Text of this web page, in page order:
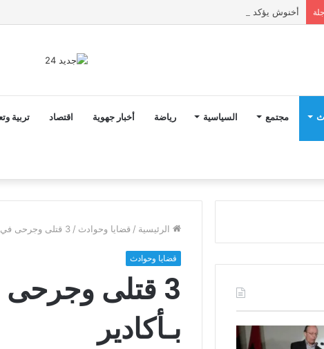
أخنوش يؤكد في المذكرة التوجيهية حول ميزانية 2027 أن ثوابت العدالة الاجتماعية والمجالية خيار استراتيجي للبلاد
مجتمع السياسية رياضة أخبار جهوية اقتصاد تربية
الرئيسية / قضايا وحوادث / 3 قتلى وجرحى في حادثِ انقلابِ سيِّارةٍ بـأكادير
قضايا وحوادث
3 قتلى
بـأكادير